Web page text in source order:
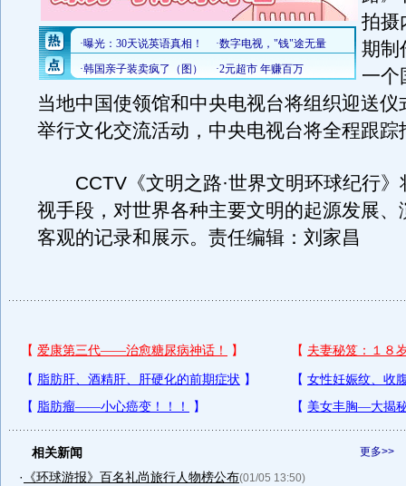
拍摄
期制
一个
当地中国使领馆和中央电视台将组织迎送仪
举行文化交流活动，中央电视台将全程跟踪
CCTV《文明之路·世界文明环球纪行》
视手段，对世界各种主要文明的起源发展、
客观的记录和展示。责任编辑：刘家昌
更多>>
相关新闻
·
《环球游报》百名礼尚旅行人物榜公布(01/05 13:50)